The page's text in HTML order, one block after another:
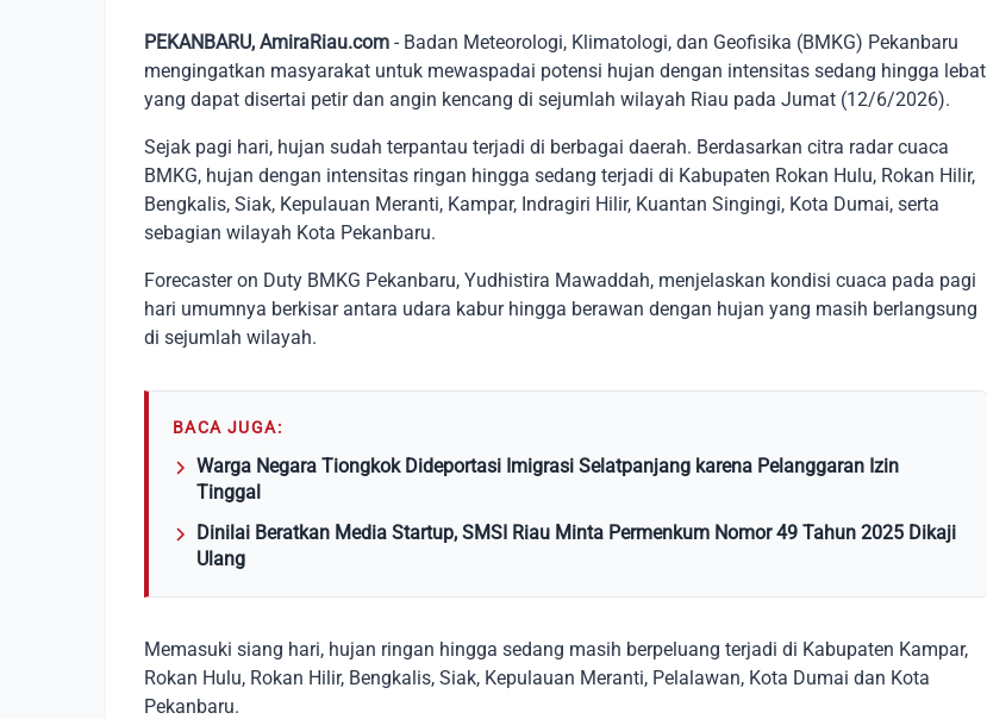
PEKANBARU, AmiraRiau.com - Badan Meteorologi, Klimatologi, dan Geofisika (BMKG) Pekanbaru
mengingatkan masyarakat untuk mewaspadai potensi hujan dengan intensitas sedang hingga lebat
yang dapat disertai petir dan angin kencang di sejumlah wilayah Riau pada Jumat (12/6/2026).
Sejak pagi hari, hujan sudah terpantau terjadi di berbagai daerah. Berdasarkan citra radar cuaca
BMKG, hujan dengan intensitas ringan hingga sedang terjadi di Kabupaten Rokan Hulu, Rokan Hilir,
Bengkalis, Siak, Kepulauan Meranti, Kampar, Indragiri Hilir, Kuantan Singingi, Kota Dumai, serta
sebagian wilayah Kota Pekanbaru.
Forecaster on Duty BMKG Pekanbaru, Yudhistira Mawaddah, menjelaskan kondisi cuaca pada pagi
hari umumnya berkisar antara udara kabur hingga berawan dengan hujan yang masih berlangsung
di sejumlah wilayah.
BACA JUGA:
Warga Negara Tiongkok Dideportasi Imigrasi Selatpanjang karena Pelanggaran Izin
Tinggal
Dinilai Beratkan Media Startup, SMSI Riau Minta Permenkum Nomor 49 Tahun 2025 Dikaji
Ulang
Memasuki siang hari, hujan ringan hingga sedang masih berpeluang terjadi di Kabupaten Kampar,
Rokan Hulu, Rokan Hilir, Bengkalis, Siak, Kepulauan Meranti, Pelalawan, Kota Dumai dan Kota
Pekanbaru.